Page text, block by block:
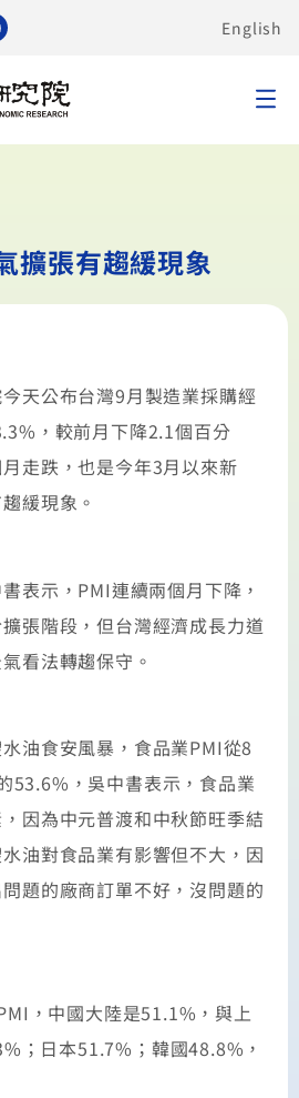
English
擴張有趨緩現象
公布台灣9月製造業採購經
，較前月下降2.1個百分
走跌，也是今年3月以來新
緩現象。
示，PMI連續兩個月下降，
張階段，但台灣經濟成長力道
看法轉趨保守。
食安風暴，食品業PMI從8
53.6%，吳中書表示，食品業
因為中元普渡和中秋節旺季結
油對食品業有影響但不大，因
題的廠商訂單不好，沒問題的
，中國大陸是51.1%，與上
；日本51.7%；韓國48.8%，